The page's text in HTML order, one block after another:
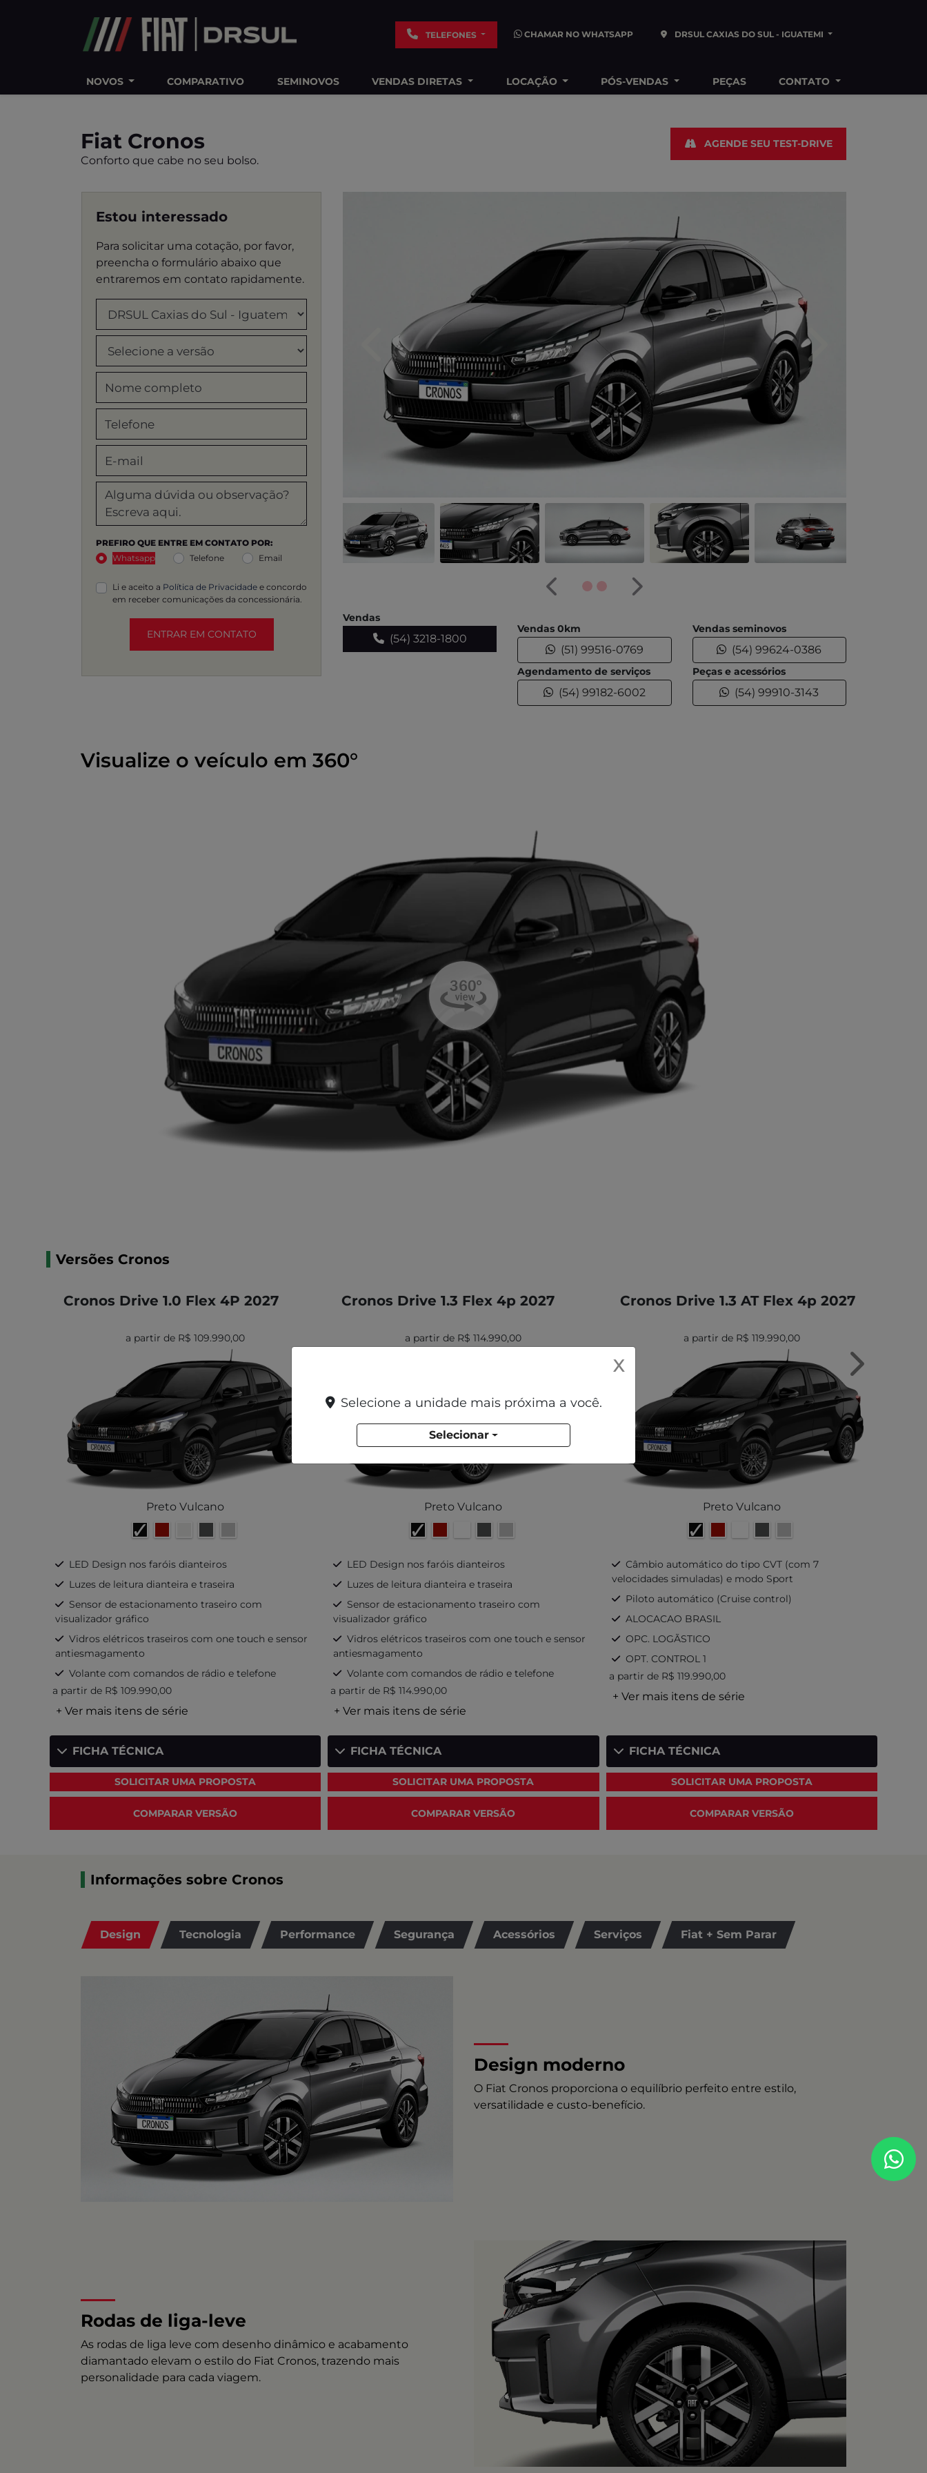
TELEFONES DRSUL CAXIAS DO SUL - IGUATEMI
CHAMAR NO WHATSAPP
NOVOS COMPARATIVO SEMINOVOS VENDAS DIRETAS LOCAÇÃO PÓS-VENDAS PEÇAS CONTATO
Fiat Cronos
Conforto que cabe no seu bolso.
AGENDE SEU TEST-DRIVE
Estou interessado
Para solicitar uma cotação, por favor,
preencha o formulário abaixo que
entraremos em contato rapidamente.
PREFIRO QUE ENTRE EM CONTATO POR:
Whatsapp
Telefone Email
Li e aceito a Política de Privacidade e concordo
em receber comunicações da concessionária.
ENTRAR EM CONTATO
Anterior
Anterior Próximo
Vendas
(54) 3218-1800
Vendas 0km
(51) 99516-0769
Vendas seminovos
(54) 99624-0386
Agendamento de serviços
(54) 99182-6002
Peças e acessórios
(54) 99910-3143
Visualize o veículo em 360°
Versões Cronos
Cronos Drive 1.0 Flex 4P 2027
a partir de R$ 109.990,00
Preto Vulcano
LED Design nos faróis dianteiros
Luzes de leitura dianteira e traseira
Sensor de estacionamento traseiro com
visualizador gráfico
Vidros elétricos traseiros com one touch e sensor
antiesmagamento
Volante com comandos de rádio e telefone
a partir de R$ 109.990,00
+ Ver mais itens de série
FICHA TÉCNICA
SOLICITAR UMA PROPOSTA
COMPARAR VERSÃO
Cronos Drive 1.3 Flex 4p 2027
a partir de R$ 114.990,00
Preto Vulcano
LED Design nos faróis dianteiros
Luzes de leitura dianteira e traseira
Sensor de estacionamento traseiro com
visualizador gráfico
Vidros elétricos traseiros com one touch e sensor
antiesmagamento
Volante com comandos de rádio e telefone
a partir de R$ 114.990,00
+ Ver mais itens de série
FICHA TÉCNICA
SOLICITAR UMA PROPOSTA
COMPARAR VERSÃO
Cronos Drive 1.3 AT Flex 4p 2027
a partir de R$ 119.990,00
Preto Vulcano
Câmbio automático do tipo CVT (com 7
velocidades simuladas) e modo Sport
Piloto automático (Cruise control)
ALOCACAO BRASIL
OPC. LOGÃSTICO
OPT. CONTROL 1
a partir de R$ 119.990,00
+ Ver mais itens de série
FICHA TÉCNICA
SOLICITAR UMA PROPOSTA
COMPARAR VERSÃO
Next
Informações sobre Cronos
Design Tecnologia Performance Segurança Acessórios Serviços Fiat + Sem Parar
Design moderno
O Fiat Cronos proporciona o equilíbrio perfeito entre estilo,
versatilidade e custo-benefício.
Rodas de liga-leve
As rodas de liga leve com desenho dinâmico e acabamento
diamantado elevam o estilo do Fiat Cronos, trazendo mais
personalidade para cada viagem.
X
Selecione a unidade mais próxima a você.
Selecionar